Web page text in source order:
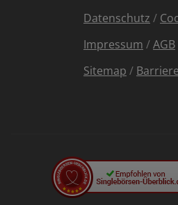
Datenschutz /
Impressum /AGB
Sitemap /